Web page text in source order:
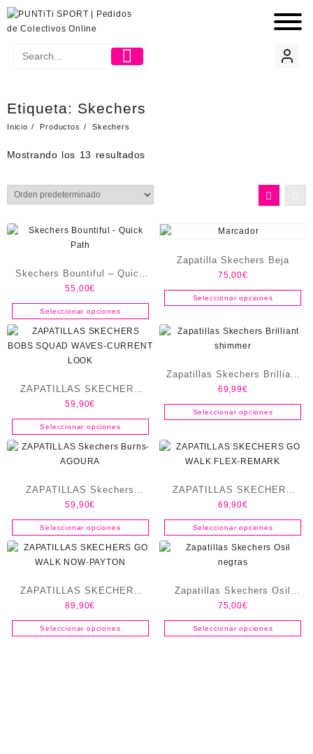
Etiqueta: Skechers
Inicio Productos Skechers
Mostrando los 13 resultados
Skechers Bountiful – Quick
Path
55,00€
Seleccionar opciones
Zapatilla Skechers Beja
75,00€
Seleccionar opciones
ZAPATILLAS SKECHERS
BOBS SQUAD WAVES-
CURRENT LOOK
59,90€
Seleccionar opciones
Zapatillas Skechers Brilliant
shimmer
69,99€
Seleccionar opciones
ZAPATILLAS Skechers
Burns-AGOURA
59,90€
Seleccionar opciones
ZAPATILLAS SKECHERS
GO WALK FLEX-REMARK
69,90€
Seleccionar opciones
ZAPATILLAS SKECHERS
GO WALK NOW-PAYTON
89,90€
Seleccionar opciones
Zapatillas Skechers Osil
negras
75,00€
Seleccionar opciones